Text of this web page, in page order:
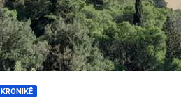
KRONIKË